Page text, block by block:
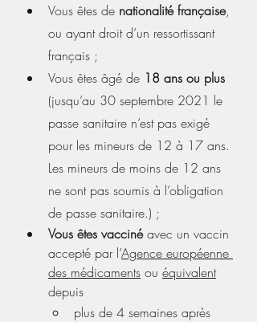
Vous êtes de nationalité française,
ou ayant droit d’un ressortissant
français ;
Vous êtes âgé de 18 ans ou plus
(jusqu’au 30 septembre 2021 le
passe sanitaire n’est pas exigé
pour les mineurs de 12 à 17 ans.
Les mineurs de moins de 12 ans
ne sont pas soumis à l’obligation
de passe sanitaire.) ;
Vous êtes vacciné avec un vaccin
accepté par l’Agence européenne
des médicaments ou équivalent
depuis
plus de 4 semaines après